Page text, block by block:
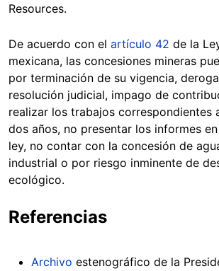
Resources.
De acuerdo con el artículo 42 de la
mexicana, las concesiones mineras
por terminación de su vigencia,
resolución judicial, impago de
realizar los trabajos correspondientes
dos años, no presentar los informes
ley, no contar con la concesión de
industrial o por riesgo inminente de
ecológico.
Referencias
Archivo estenográfico de la